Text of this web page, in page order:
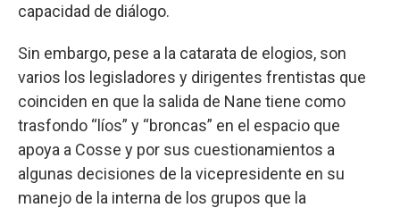
capacidad de diálogo.
Sin embargo, pese a la catarata de elogios, son
varios los legisladores y dirigentes frentistas que
coinciden en que la salida de Nane tiene como
trasfondo “líos” y “broncas” en el espacio que
apoya a Cosse y por sus cuestionamientos a
algunas decisiones de la vicepresidente en su
manejo de la interna de los grupos que la